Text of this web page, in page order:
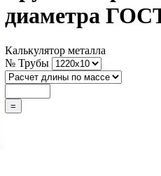
диаметра
Калькулятор металла
№ Трубы